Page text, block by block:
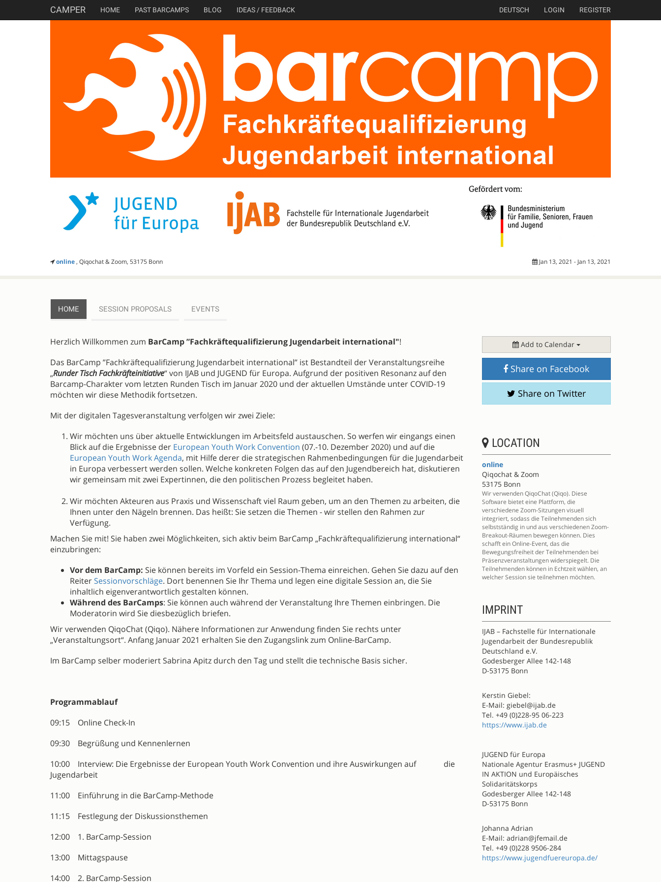
CAMPER HOME PAST BARCAMPS BLOG IDEAS / FEEDBACK DEUTSCH LOGIN REGISTER
online, Qiqochat & Zoom, 53175 Bonn Jan 13, 2021 - Jan 13, 2021
HOME SESSION PROPOSALS EVENTS
DESCRIPTION
Herzlich Willkommen zum BarCamp ”Fachkräftequalifizierung Jugendarbeit international"!
Das BarCamp ”Fachkräftequalifizierung Jugendarbeit international” ist Bestandteil der Veranstaltungsreihe
„Runder Tisch Fachkräfteinitiative“ von IJAB und JUGEND für Europa. Aufgrund der positiven Resonanz auf den
Barcamp-Charakter vom letzten Runden Tisch im Januar 2020 und der aktuellen Umstände unter COVID-19
möchten wir diese Methodik fortsetzen.
Mit der digitalen Tagesveranstaltung verfolgen wir zwei Ziele:
Wir möchten uns über aktuelle Entwicklungen im Arbeitsfeld austauschen. So werfen wir eingangs einen
Blick auf die Ergebnisse der European Youth Work Convention (07.-10. Dezember 2020) und auf die
European Youth Work Agenda, mit Hilfe derer die strategischen Rahmenbedingungen für die Jugendarbeit
in Europa verbessert werden sollen. Welche konkreten Folgen das auf den Jugendbereich hat, diskutieren
wir gemeinsam mit zwei Expertinnen, die den politischen Prozess begleitet haben.
Wir möchten Akteuren aus Praxis und Wissenschaft viel Raum geben, um an den Themen zu arbeiten, die
Ihnen unter den Nägeln brennen. Das heißt: Sie setzen die Themen - wir stellen den Rahmen zur
Verfügung.
Machen Sie mit! Sie haben zwei Möglichkeiten, sich aktiv beim BarCamp „Fachkräftequalifizierung international“
einzubringen:
Vor dem BarCamp: Sie können bereits im Vorfeld ein Session-Thema einreichen. Gehen Sie dazu auf den
Reiter Sessionvorschläge. Dort benennen Sie Ihr Thema und legen eine digitale Session an, die Sie
inhaltlich eigenverantwortlich gestalten können.
Während des BarCamps: Sie können auch während der Veranstaltung Ihre Themen einbringen. Die
Moderatorin wird Sie diesbezüglich briefen.
Wir verwenden QiqoChat (Qiqo). Nähere Informationen zur Anwendung finden Sie rechts unter
„Veranstaltungsort“. Anfang Januar 2021 erhalten Sie den Zugangslink zum Online-BarCamp.
Im BarCamp selber moderiert Sabrina Apitz durch den Tag und stellt die technische Basis sicher.
Programmablauf
09:15 Online Check-In
09:30 Begrüßung und Kennenlernen
10:00 Interview: Die Ergebnisse der European Youth Work Convention und ihre Auswirkungen auf die
Jugendarbeit
11:00 Einführung in die BarCamp-Methode
11:15 Festlegung der Diskussionsthemen
12:00 1. BarCamp-Session
13:00 Mittagspause
14:00 2. BarCamp-Session
Add to Calendar
Share on Facebook
Share on Twitter
LOCATION
online
Qiqochat & Zoom
53175 Bonn
Wir verwenden QiqoChat (Qiqo). Diese
Software bietet eine Plattform, die
verschiedene Zoom-Sitzungen visuell
integriert, sodass die Teilnehmenden sich
selbstständig in und aus verschiedenen Zoom-
Breakout-Räumen bewegen können. Dies
schafft ein Online-Event, das die
Bewegungsfreiheit der Teilnehmenden bei
Präsenzveranstaltungen widerspiegelt. Die
Teilnehmenden können in Echtzeit wählen, an
welcher Session sie teilnehmen möchten.
IMPRINT
IJAB – Fachstelle für Internationale
Jugendarbeit der Bundesrepublik
Deutschland e.V.
Godesberger Allee 142-148
D-53175 Bonn
Kerstin Giebel:
E-Mail: giebel@ijab.de
Tel. +49 (0)228-95 06-223
https://www.ijab.de
JUGEND für Europa
Nationale Agentur Erasmus+ JUGEND
IN AKTION und Europäisches
Solidaritätskorps
Godesberger Allee 142-148
D-53175 Bonn
Johanna Adrian
E-Mail: adrian@jfemail.de
Tel. +49 (0)228 9506-284
https://www.jugendfuereuropa.de/